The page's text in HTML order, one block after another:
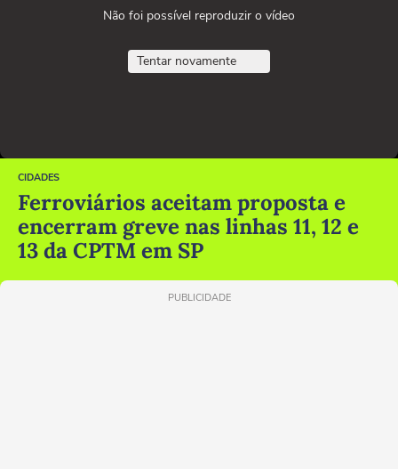
Não foi possível reproduzir o vídeo
Tentar novamente
CIDADES
Ferroviários aceitam proposta e
encerram greve nas linhas 11, 12 e
13 da CPTM em SP
PUBLICIDADE